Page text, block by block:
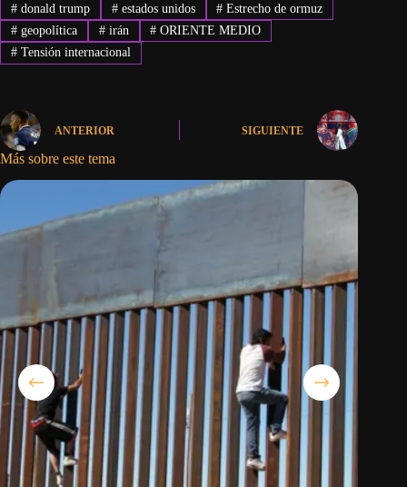
#donald trump #estados unidos # Estrecho de ormuz
#geopolítica #irán # ORIENTE MEDIO
#Tensión internacional
ANTERIOR SIGUIENTE
Más sobre este tema